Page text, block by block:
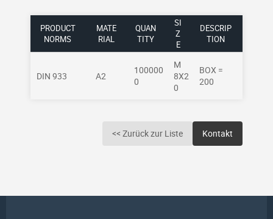
PRODUCT
NORMS
MATE
RIAL
QUAN
TITY
SI
Z
E
DESCRIP
TION
DIN 933 A2
100000
0
M
8X2
0
BOX =
200
<< Zurück zur Liste Kontakt